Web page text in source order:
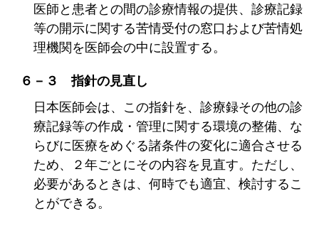
医師と患者との間の診療情報の提供、診療記録
等の開示に関する苦情受付の窓口および苦情処
理機関を医師会の中に設置する。
６－３ 指針の見直し
日本医師会は、この指針を、診療録その他の診
療記録等の作成・管理に関する環境の整備、な
らびに医療をめぐる諸条件の変化に適合させる
ため、２年ごとにその内容を見直す。ただし、
必要があるときは、何時でも適宜、検討するこ
とができる。